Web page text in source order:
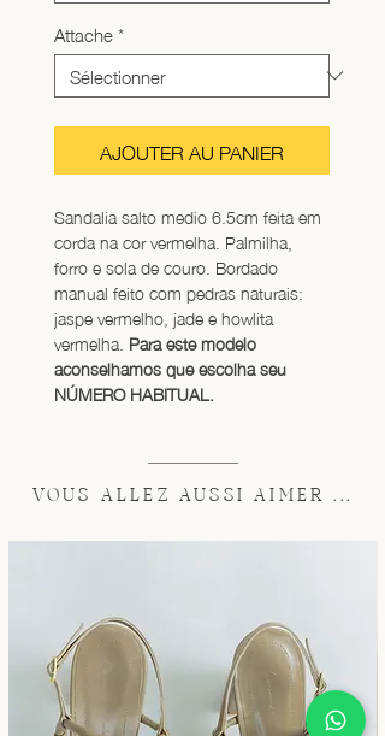
Attache*
AJOUTER AU PANIER
Sandalia salto medio 6.5cm feita em
corda na cor vermelha. Palmilha,
forro e sola de couro. Bordado
manual feito com pedras naturais:
jaspe vermelho, jade e howlita
vermelha. Para este modelo
aconselhamos que escolha seu
NÚMERO HABITUAL.
VOUS ALLEZ AUSSI AIMER ...